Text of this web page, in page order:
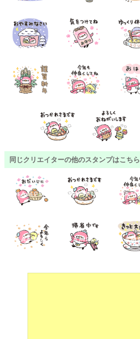
同じクリエイターの他のスタンプはこちら